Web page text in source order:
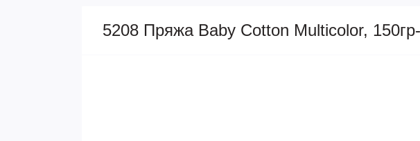
5208 Пряжа Baby Cotton Multicolor,